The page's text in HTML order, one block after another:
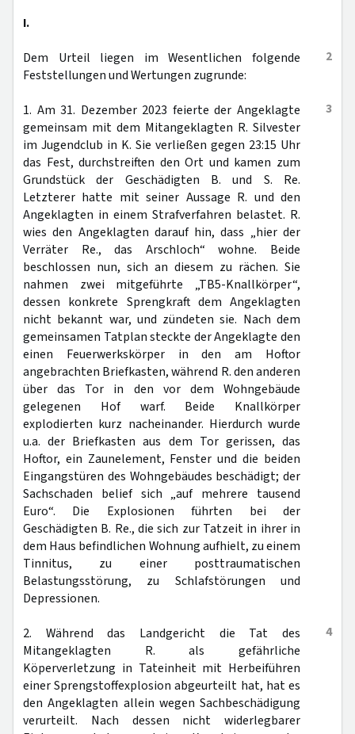
I.
2
Dem Urteil liegen im Wesentlichen folgende
Feststellungen und Wertungen zugrunde:
3
1. Am 31. Dezember 2023 feierte der Angeklagte
gemeinsam mit dem Mitangeklagten R. Silvester
im Jugendclub in K. Sie verließen gegen 23:15 Uhr
das Fest, durchstreiften den Ort und kamen zum
Grundstück der Geschädigten B. und S. Re.
Letzterer hatte mit seiner Aussage R. und den
Angeklagten in einem Strafverfahren belastet. R.
wies den Angeklagten darauf hin, dass „hier der
Verräter Re., das Arschloch“ wohne. Beide
beschlossen nun, sich an diesem zu rächen. Sie
nahmen zwei mitgeführte „TB5-Knallkörper“,
dessen konkrete Sprengkraft dem Angeklagten
nicht bekannt war, und zündeten sie. Nach dem
gemeinsamen Tatplan steckte der Angeklagte den
einen Feuerwerkskörper in den am Hoftor
angebrachten Briefkasten, während R. den anderen
über das Tor in den vor dem Wohngebäude
gelegenen Hof warf. Beide Knallkörper
explodierten kurz nacheinander. Hierdurch wurde
u.a. der Briefkasten aus dem Tor gerissen, das
Hoftor, ein Zaunelement, Fenster und die beiden
Eingangstüren des Wohngebäudes beschädigt; der
Sachschaden belief sich „auf mehrere tausend
Euro“. Die Explosionen führten bei der
Geschädigten B. Re., die sich zur Tatzeit in ihrer in
dem Haus befindlichen Wohnung aufhielt, zu einem
Tinnitus, zu einer posttraumatischen
Belastungsstörung, zu Schlafstörungen und
Depressionen.
4
2. Während das Landgericht die Tat des
Mitangeklagten R. als gefährliche
Köperverletzung in Tateinheit mit Herbeiführen
einer Sprengstoffexplosion abgeurteilt hat, hat es
den Angeklagten allein wegen Sachbeschädigung
verurteilt. Nach dessen nicht widerlegbarer